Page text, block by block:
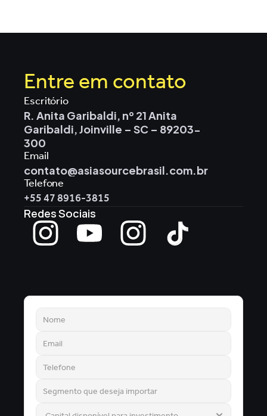
Entre em contato
Escritório
R. Anita Garibaldi, nº 21 Anita
Garibaldi, Joinville – SC – 89203-
300
Email
contato@asiasourcebrasil.com.br
Telefone
+55 47 8916-3815
Redes Sociais